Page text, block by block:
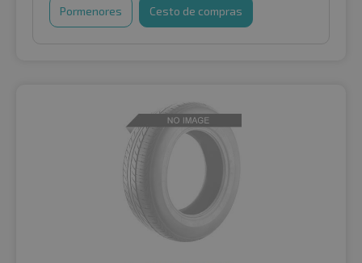
Pormenores Cesto de compras